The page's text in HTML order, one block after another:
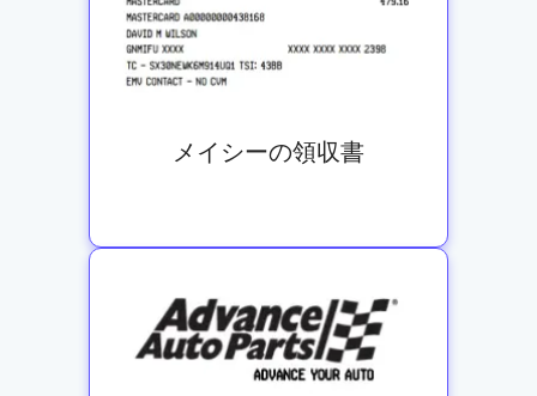
メイシーの領収書